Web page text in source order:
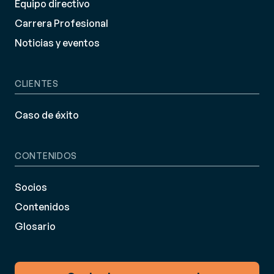
Equipo directivo
Carrera Profesional
Noticias y eventos
CLIENTES
Caso de éxito
CONTENIDOS
Socios
Contenidos
Glosario